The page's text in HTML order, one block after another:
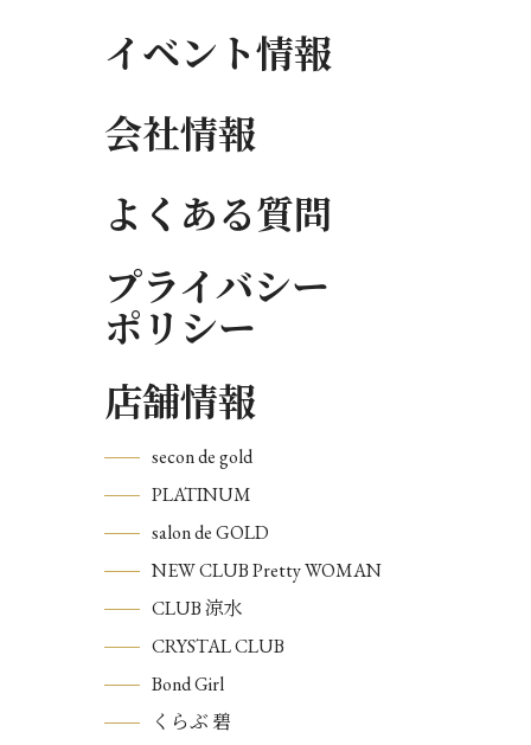
イベント情報
会社情報
よくある質問
プライバシー
ポリシー
店舗情報
secon de gold
PLATINUM
salon de GOLD
NEW CLUB Pretty WOMAN
CLUB 涼水
CRYSTAL CLUB
Bond Girl
くらぶ 碧